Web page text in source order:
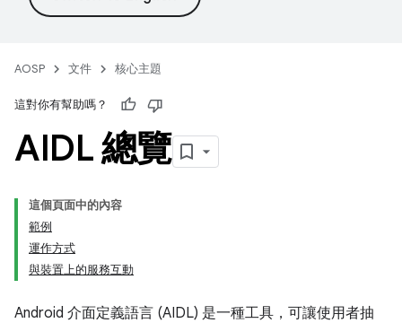
AOSP 文件 核心主題
這對你有幫助嗎？
AIDL 總覽
這個頁面中的內容
範例
運作方式
與裝置上的服務互動
Android 介面定義語言 (AIDL) 是一種工具，可讓使用者抽